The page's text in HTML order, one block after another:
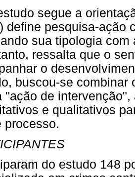
segue a
define pesquisa-ação
sua tipologia
ressalta que o
o
buscou-se combinar
"ação de
e qualitativos
processo.
do estudo 148